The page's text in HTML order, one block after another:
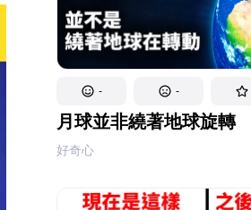
- -
月球並非繞著地球旋轉
好奇心